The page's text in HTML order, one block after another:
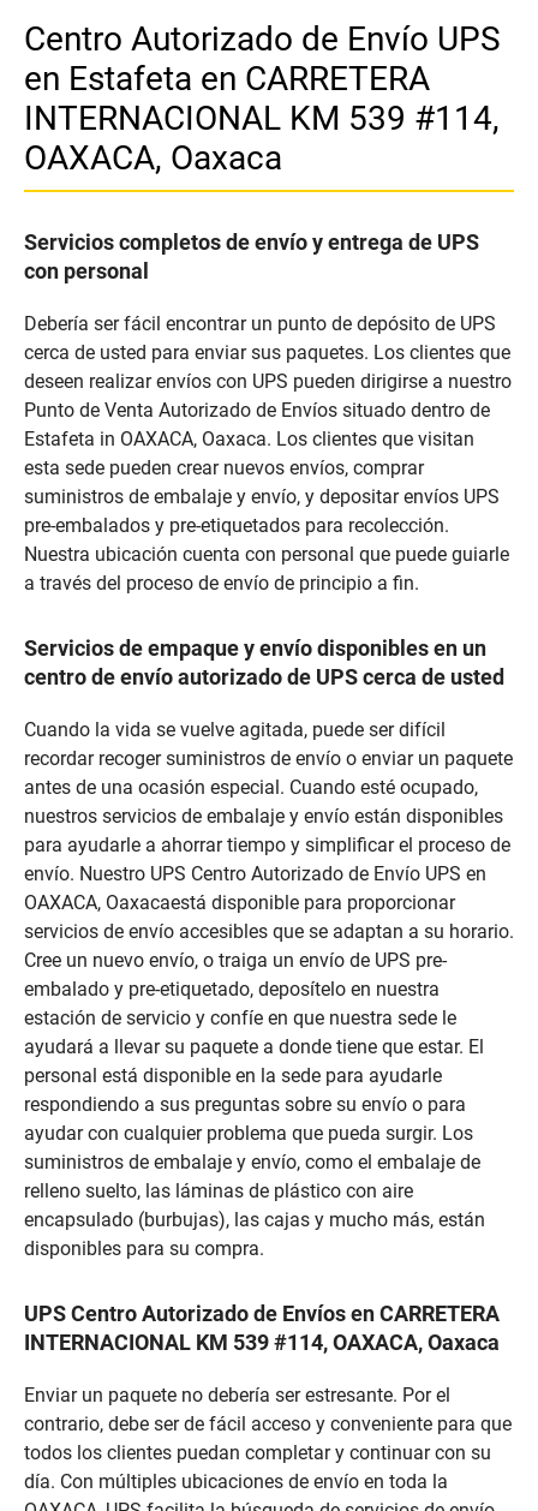
Centro Autorizado de Envío UPS
en Estafeta en CARRETERA
INTERNACIONAL KM 539 #114,
OAXACA, Oaxaca
Servicios completos de envío y entrega de UPS
con personal
Debería ser fácil encontrar un punto de depósito de UPS
cerca de usted para enviar sus paquetes. Los clientes que
deseen realizar envíos con UPS pueden dirigirse a nuestro
Punto de Venta Autorizado de Envíos situado dentro de
Estafeta in OAXACA, Oaxaca. Los clientes que visitan
esta sede pueden crear nuevos envíos, comprar
suministros de embalaje y envío, y depositar envíos UPS
pre-embalados y pre-etiquetados para recolección.
Nuestra ubicación cuenta con personal que puede guiarle
a través del proceso de envío de principio a fin.
Servicios de empaque y envío disponibles en un
centro de envío autorizado de UPS cerca de usted
Cuando la vida se vuelve agitada, puede ser difícil
recordar recoger suministros de envío o enviar un paquete
antes de una ocasión especial. Cuando esté ocupado,
nuestros servicios de embalaje y envío están disponibles
para ayudarle a ahorrar tiempo y simplificar el proceso de
envío. Nuestro UPS Centro Autorizado de Envío UPS en
OAXACA, Oaxacaestá disponible para proporcionar
servicios de envío accesibles que se adaptan a su horario.
Cree un nuevo envío, o traiga un envío de UPS pre-
embalado y pre-etiquetado, deposítelo en nuestra
estación de servicio y confíe en que nuestra sede le
ayudará a llevar su paquete a donde tiene que estar. El
personal está disponible en la sede para ayudarle
respondiendo a sus preguntas sobre su envío o para
ayudar con cualquier problema que pueda surgir. Los
suministros de embalaje y envío, como el embalaje de
relleno suelto, las láminas de plástico con aire
encapsulado (burbujas), las cajas y mucho más, están
disponibles para su compra.
UPS Centro Autorizado de Envíos en CARRETERA
INTERNACIONAL KM 539 #114, OAXACA, Oaxaca
Enviar un paquete no debería ser estresante. Por el
contrario, debe ser de fácil acceso y conveniente para que
todos los clientes puedan completar y continuar con su
día. Con múltiples ubicaciones de envío en toda la